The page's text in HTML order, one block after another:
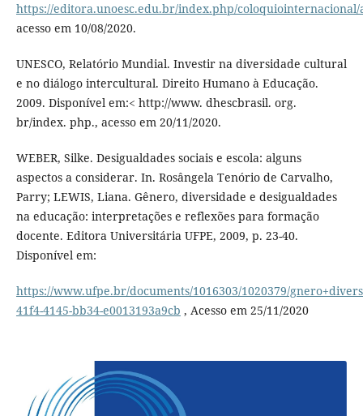
https://editora.unoesc.edu.br/index.php/
acesso em 10/08/2020.
UNESCO, Relatório Mundial. Investir na diversidade cultural
e no diálogo intercultural. Direito Humano à Educação.
2009. Disponível em:< http://www. dhescbrasil. org.
br/index. php., acesso em 20/11/2020.
WEBER, Silke. Desigualdades sociais e escola: alguns
aspectos a considerar. In. Rosângela Tenório de Carvalho,
Parry; LEWIS, Liana. Gênero, diversidade e desigualdades
na educação: interpretações e reflexões para formação
docente. Editora Universitária UFPE, 2009, p. 23-40.
Disponível em:
https://www.ufpe.br/documents/1016303/1020379/
41f4-4145-bb34-e0013193a9cb , Acesso em 25/11/2020